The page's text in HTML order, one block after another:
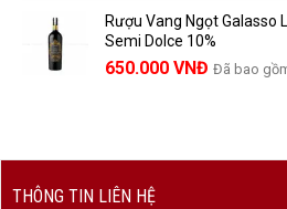
Rượu Vang Ngọt Galasso
Semi Dolce 10%
650.000 VNĐ Đã bao
THÔNG TIN LIÊN HỆ